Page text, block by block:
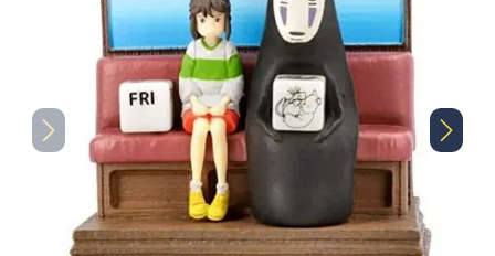
Előrendelhető cuccok
Outlet cuccok
Ajándékkártya
Szállítás és fizetés
Sorozatos cuccok